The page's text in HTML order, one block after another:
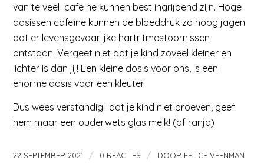
van te veel cafeïne kunnen best ingrijpend zijn. Hoge
dosissen cafeïne kunnen de bloeddruk zo hoog jagen
dat er levensgevaarlijke hartritmestoornissen
ontstaan. Vergeet niet dat je kind zoveel kleiner en
lichter is dan jij! Een kleine dosis voor ons, is een
enorme dosis voor een kleuter.
Dus wees verstandig: laat je kind niet proeven, geef
hem maar een ouderwets glas melk! (of ranja)
22 SEPTEMBER 2021 / 0 REACTIES / DOOR FELICE VEENMAN